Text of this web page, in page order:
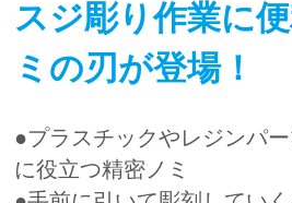
スジ彫り作業に
ミの刃が登場！
●プラスチックやレジンパ
に役立つ精密ノミ